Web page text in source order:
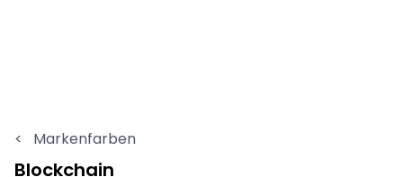
< Markenfarben
Blockchain